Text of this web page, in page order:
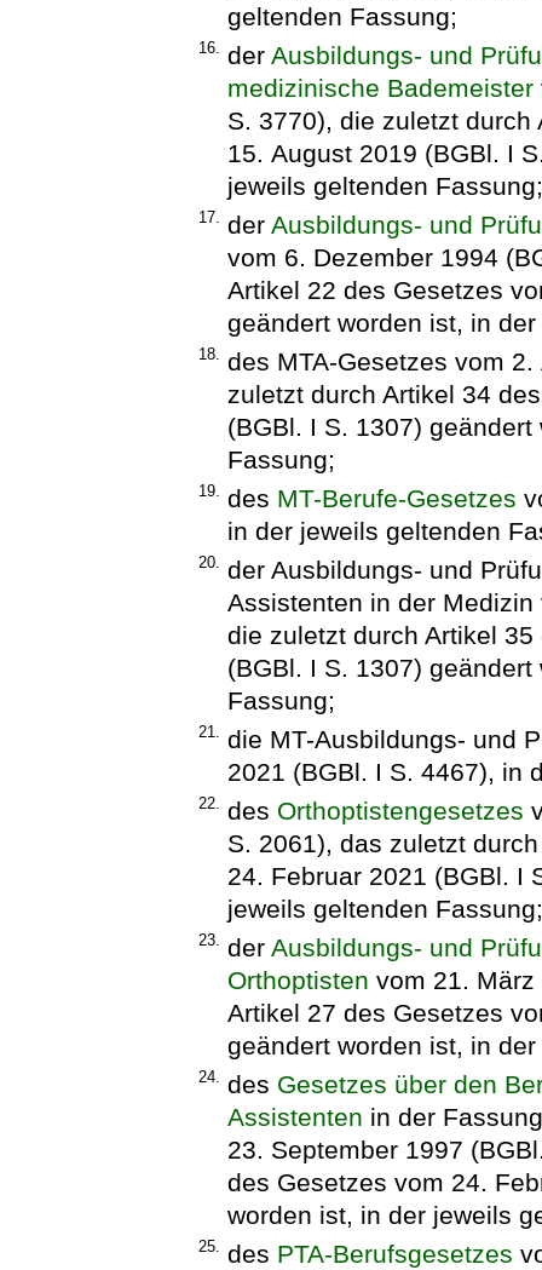
geltenden Fassung;
16. der Ausbildungs- und
medizinische Bademeister
S. 3770), die zuletzt
15. August 2019 (BGBl. I
jeweils geltenden Fassung;
17. der Ausbildungs- und
vom 6. Dezember 1994
Artikel 22 des Gesetzes
geändert worden ist, in
18. des MTA-Gesetzes vom
zuletzt durch Artikel 34
(BGBl. I S. 1307)
Fassung;
19. des MT-Berufe-Gesetzes
in der jeweils geltenden
20. der Ausbildungs- und
Assistenten in der
die zuletzt durch Artikel
(BGBl. I S. 1307)
Fassung;
21. die MT-Ausbildungs- und
2021 (BGBl. I S. 4467), in
22. des Orthoptistengesetzes
S. 2061), das zuletzt
24. Februar 2021 (BGBl. I
jeweils geltenden Fassung;
23. der Ausbildungs- und
Orthoptisten vom 21.
Artikel 27 des Gesetzes
geändert worden ist, in
24. des Gesetzes über den
Assistenten in der
23. September 1997
des Gesetzes vom 24.
worden ist, in der jeweils
25. des PTA-Berufsgesetzes